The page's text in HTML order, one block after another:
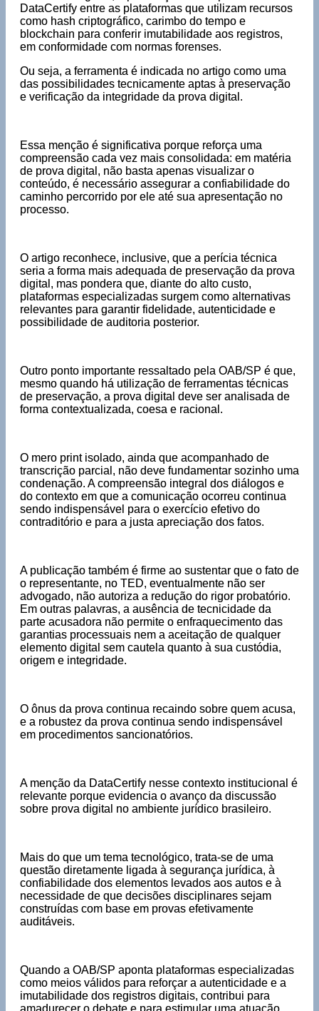
DataCertify entre as plataformas que utilizam recursos
como hash criptográfico, carimbo do tempo e
blockchain para conferir imutabilidade aos registros,
em conformidade com normas forenses.
Ou seja, a ferramenta é indicada no artigo como uma
das possibilidades tecnicamente aptas à preservação
e verificação da integridade da prova digital.
Essa menção é significativa porque reforça uma
compreensão cada vez mais consolidada: em matéria
de prova digital, não basta apenas visualizar o
conteúdo, é necessário assegurar a confiabilidade do
caminho percorrido por ele até sua apresentação no
processo.
O artigo reconhece, inclusive, que a perícia técnica
seria a forma mais adequada de preservação da prova
digital, mas pondera que, diante do alto custo,
plataformas especializadas surgem como alternativas
relevantes para garantir fidelidade, autenticidade e
possibilidade de auditoria posterior.
Outro ponto importante ressaltado pela OAB/SP é que,
mesmo quando há utilização de ferramentas técnicas
de preservação, a prova digital deve ser analisada de
forma contextualizada, coesa e racional.
O mero print isolado, ainda que acompanhado de
transcrição parcial, não deve fundamentar sozinho uma
condenação. A compreensão integral dos diálogos e
do contexto em que a comunicação ocorreu continua
sendo indispensável para o exercício efetivo do
contraditório e para a justa apreciação dos fatos.
A publicação também é firme ao sustentar que o fato de
o representante, no TED, eventualmente não ser
advogado, não autoriza a redução do rigor probatório.
Em outras palavras, a ausência de tecnicidade da
parte acusadora não permite o enfraquecimento das
garantias processuais nem a aceitação de qualquer
elemento digital sem cautela quanto à sua custódia,
origem e integridade.
O ônus da prova continua recaindo sobre quem acusa,
e a robustez da prova continua sendo indispensável
em procedimentos sancionatórios.
A menção da DataCertify nesse contexto institucional é
relevante porque evidencia o avanço da discussão
sobre prova digital no ambiente jurídico brasileiro.
Mais do que um tema tecnológico, trata-se de uma
questão diretamente ligada à segurança jurídica, à
confiabilidade dos elementos levados aos autos e à
necessidade de que decisões disciplinares sejam
construídas com base em provas efetivamente
auditáveis.
Quando a OAB/SP aponta plataformas especializadas
como meios válidos para reforçar a autenticidade e a
imutabilidade dos registros digitais, contribui para
amadurecer o debate e para estimular uma atuação